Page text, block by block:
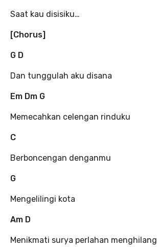
Saat kau disisiku…
[Chorus]
G D
Dan tunggulah aku disana
Em Dm G
Memecahkan celengan rinduku
C
Berboncengan denganmu
G
Mengelilingi kota
Am D
Menikmati surya perlahan menghilang